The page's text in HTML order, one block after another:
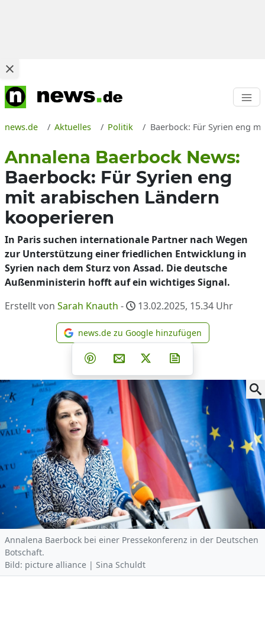
news.de Aktuelles Politik Baerbock: Für Syrien eng
Annalena Baerbock News:
Baerbock: Für Syrien eng
mit arabischen Ländern
kooperieren
In Paris suchen internationale Partner nach Wegen
zur Unterstützung einer friedlichen Entwicklung in
Syrien nach dem Sturz von Assad. Die deutsche
Außenministerin hofft auf ein wichtiges Signal.
Erstellt von Sarah Knauth - 13.02.2025, 15.34 Uhr
news.de zu Google
news.de zu Google hinzufügen
Teilen auf Facebook
Teilen auf Whatsapp
Teilen auf Telegram
Teilen auf Pinterest
Per E-Mail teilen
Post auf X
Annalena Baerbock bei einer Pressekonferenz in der Deutschen
Botschaft.
Bild: picture alliance | Sina Schuldt